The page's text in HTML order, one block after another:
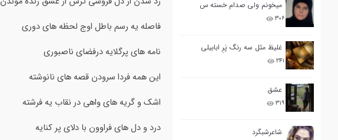
میخونم ولی صدام خسته س
۳۰۶
غلیظ مثل سه رنگ پَرِ ابابیلی
۲۴۱
عشق
۳۱۹
شاعرشبگرد
فاصله یه رسم باطل اوج لحظه های دوری
نامه های پرگلایه درفضای ناصبوری
این همه فردا سرودن قصه های نانوشته
اشک و گریه های واهی در نقاب یه فرشته
درد و دل های فراوون با دلای پر کنایه